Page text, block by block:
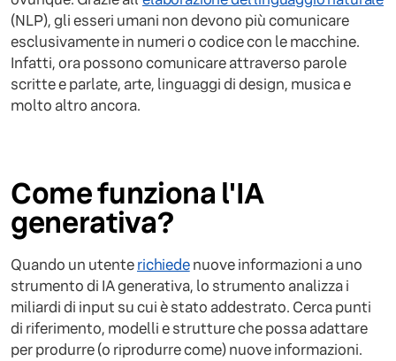
(NLP), gli esseri umani non devono più comunicare
esclusivamente in numeri o codice con le macchine.
Infatti, ora possono comunicare attraverso parole
scritte e parlate, arte, linguaggi di design, musica e
molto altro ancora.
Come funziona l'IA
generativa?
Quando un utenterichiedenuove informazioni a uno
strumento di IA generativa, lo strumento analizza i
miliardi di input su cui è stato addestrato. Cerca punti
di riferimento, modelli e strutture che possa adattare
per produrre (o riprodurre come) nuove informazioni.